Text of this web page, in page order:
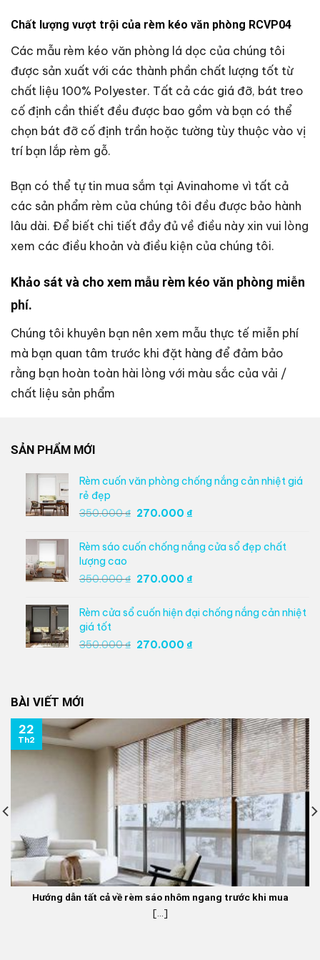
Chất lượng vượt trội của rèm kéo văn phòng RCVP04
Các mẫu rèm kéo văn phòng lá dọc của chúng tôi
được sản xuất với các thành phần chất lượng tốt từ
chất liệu 100% Polyester. Tất cả các giá đỡ, bát treo
cố định cần thiết đều được bao gồm và bạn có thể
chọn bát đỡ cố định trần hoặc tường tùy thuộc vào vị
trí bạn lắp rèm gỗ.
Bạn có thể tự tin mua sắm tại Avinahome vì tất cả
các sản phẩm rèm của chúng tôi đều được bảo hành
lâu dài. Để biết chi tiết đầy đủ về điều này xin vui lòng
xem các điều khoản và điều kiện của chúng tôi.
Khảo sát và cho xem mẫu rèm kéo văn phòng miễn
phí.
Chúng tôi khuyên bạn nên xem mẫu thực tế miễn phí
mà bạn quan tâm trước khi đặt hàng để đảm bảo
rằng bạn hoàn toàn hài lòng với màu sắc của vải /
chất liệu sản phẩm
SẢN PHẨM MỚI
Rèm cuốn văn phòng chống nắng cản nhiệt giá
rẻ đẹp
350.000₫ Giá
là:
350.000 ₫.
270.000 ₫Giá
tại
là:
270.000 ₫.
Rèm sáo cuốn chống nắng cửa sổ đẹp chất
lượng cao
350.000₫ Giá
là:
350.000 ₫.
270.000 ₫Giá
tại
là:
Rèm cửa sổ cuốn hiện đại chống nắng cản nhiệt
giá tốt
350.000₫ Giá
270.000 ₫Giá
BÀI VIẾT MỚI
Hướng dẫn tất cả về rèm sáo nhôm ngang trước khi mua
[...]
22
Th2